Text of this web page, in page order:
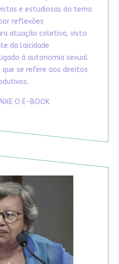
e estudiosas do tema
reflexões
atuação coletiva, visto
da laicidade
à autonomia sexual
se refere aos direitos
O E-BOOK